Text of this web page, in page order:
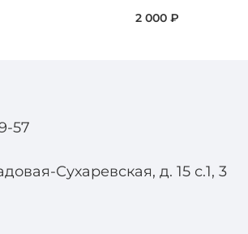
2 000 ₽
57
Сухаревская, д. 15 с.1, 3